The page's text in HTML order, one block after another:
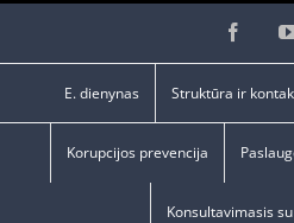
E. dienynas Struktūra ir
Korupcijos prevencija
Konsultavimasis